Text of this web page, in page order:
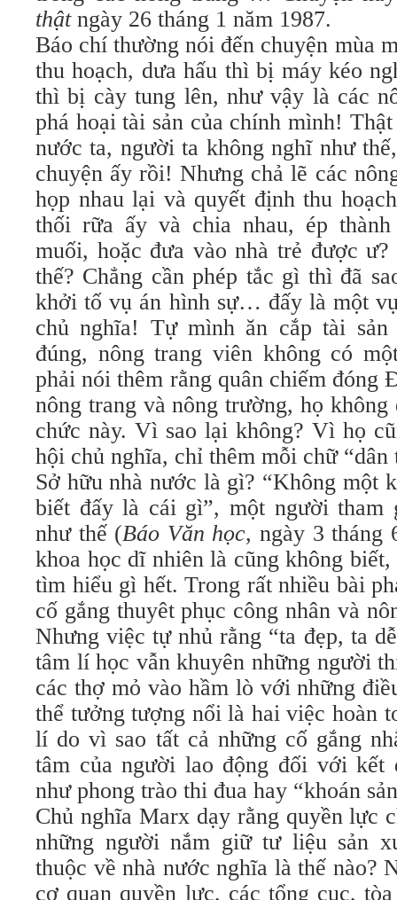
thậtngày 26 tháng 1 năm 1987.
Báo chí thường nói đến chuyện mùa
thu hoạch, dưa hấu thì bị máy kéo
thì bị cày tung lên, như vậy là các
phá hoại tài sản của chính mình!
nước ta, người ta không nghĩ như
chuyện ấy rồi! Nhưng chả lẽ các
họp nhau lại và quyết định thu
thối rữa ấy và chia nhau, ép
muối, hoặc đưa vào nhà trẻ được
thế? Chẳng cần phép tắc gì thì đã
khởi tố vụ án hình sự… đấy là một
chủ nghĩa! Tự mình ăn cắp tài
đúng, nông trang viên không có
phải nói thêm rằng quân chiếm đóng
nông trang và nông trường, họ không
chức này. Vì sao lại không? Vì họ
hội chủ nghĩa, chỉ thêm mỗi chữ
Sở hữu nhà nước là gì? “Không một
biết đấy là cái gì”, một người tham
như thế (Báo Văn học, ngày 3 tháng
khoa học dĩ nhiên là cũng không
tìm hiểu gì hết. Trong rất nhiều bài
cố gắng thuyêt phục công nhân và
Nhưng việc tự nhủ rằng “ta đẹp, ta
tâm lí học vẫn khuyên những người
các thợ mỏ vào hầm lò với những
thể tưởng tượng nổi là hai việc hoàn
lí do vì sao tất cả những cố gắng
tâm của người lao động đối với kết
như phong trào thi đua hay “khoán
Chủ nghĩa Marx dạy rằng quyền lực
những người nắm giữ tư liệu sản
thuộc về nhà nước nghĩa là thế nào?
cơ quan quyền lực, các tổng cục,